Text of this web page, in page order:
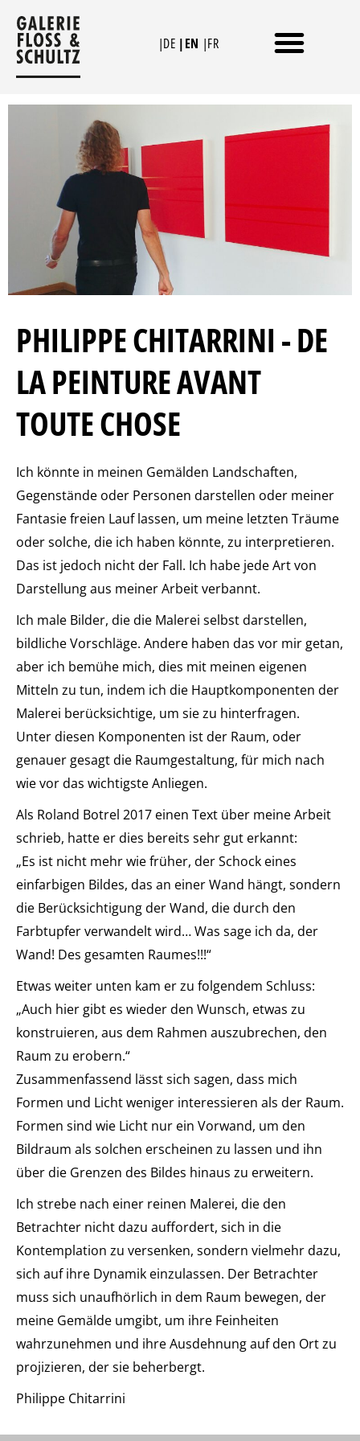
content
|DE |EN |FR
PHILIPPE CHITARRINI - DE
LA PEINTURE AVANT
TOUTE CHOSE
Ich könnte in meinen Gemälden Landschaften,
Gegenstände oder Personen darstellen oder meiner
Fantasie freien Lauf lassen, um meine letzten Träume
oder solche, die ich haben könnte, zu interpretieren.
Das ist jedoch nicht der Fall. Ich habe jede Art von
Darstellung aus meiner Arbeit verbannt.
Ich male Bilder, die die Malerei selbst darstellen,
bildliche Vorschläge. Andere haben das vor mir getan,
aber ich bemühe mich, dies mit meinen eigenen
Mitteln zu tun, indem ich die Hauptkomponenten der
Malerei berücksichtige, um sie zu hinterfragen.
Unter diesen Komponenten ist der Raum, oder
genauer gesagt die Raumgestaltung, für mich nach
wie vor das wichtigste Anliegen.
Als Roland Botrel 2017 einen Text über meine Arbeit
schrieb, hatte er dies bereits sehr gut erkannt:
„Es ist nicht mehr wie früher, der Schock eines
einfarbigen Bildes, das an einer Wand hängt, sondern
die Berücksichtigung der Wand, die durch den
Farbtupfer verwandelt wird… Was sage ich da, der
Wand! Des gesamten Raumes!!!“
Etwas weiter unten kam er zu folgendem Schluss:
„Auch hier gibt es wieder den Wunsch, etwas zu
konstruieren, aus dem Rahmen auszubrechen, den
Raum zu erobern.“
Zusammenfassend lässt sich sagen, dass mich
Formen und Licht weniger interessieren als der Raum.
Formen sind wie Licht nur ein Vorwand, um den
Bildraum als solchen erscheinen zu lassen und ihn
über die Grenzen des Bildes hinaus zu erweitern.
Ich strebe nach einer reinen Malerei, die den
Betrachter nicht dazu auffordert, sich in die
Kontemplation zu versenken, sondern vielmehr dazu,
sich auf ihre Dynamik einzulassen. Der Betrachter
muss sich unaufhörlich in dem Raum bewegen, der
meine Gemälde umgibt, um ihre Feinheiten
wahrzunehmen und ihre Ausdehnung auf den Ort zu
projizieren, der sie beherbergt.
Philippe Chitarrini